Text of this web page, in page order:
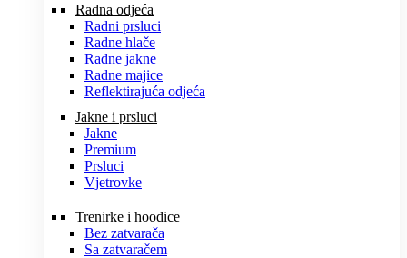
Radna odjeća
Radni prsluci
Radne hlače
Radne jakne
Radne majice
Reflektirajuća odjeća
Jakne i prsluci
Jakne
Premium
Prsluci
Vjetrovke
Trenirke i hoodice
Bez zatvarača
Sa zatvaračem